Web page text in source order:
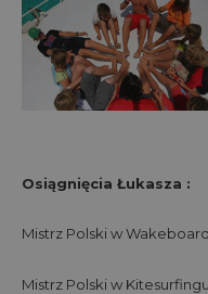
Osiągnięcia Łukasza :
Mistrz Polski w
Mistrz Polski w